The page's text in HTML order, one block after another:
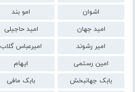
اشوان
امو بند
امید جهان
امید حاجیلی
امیر رشوند
امیرعباس گلاب
امین رستمی
ایهام
بابک جهانبخش
بابک مافی